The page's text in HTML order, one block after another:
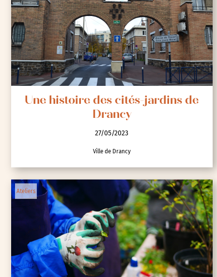
Une histoire des cités-jardins de
Drancy
27/05/2023
Ville de Drancy
Ateliers